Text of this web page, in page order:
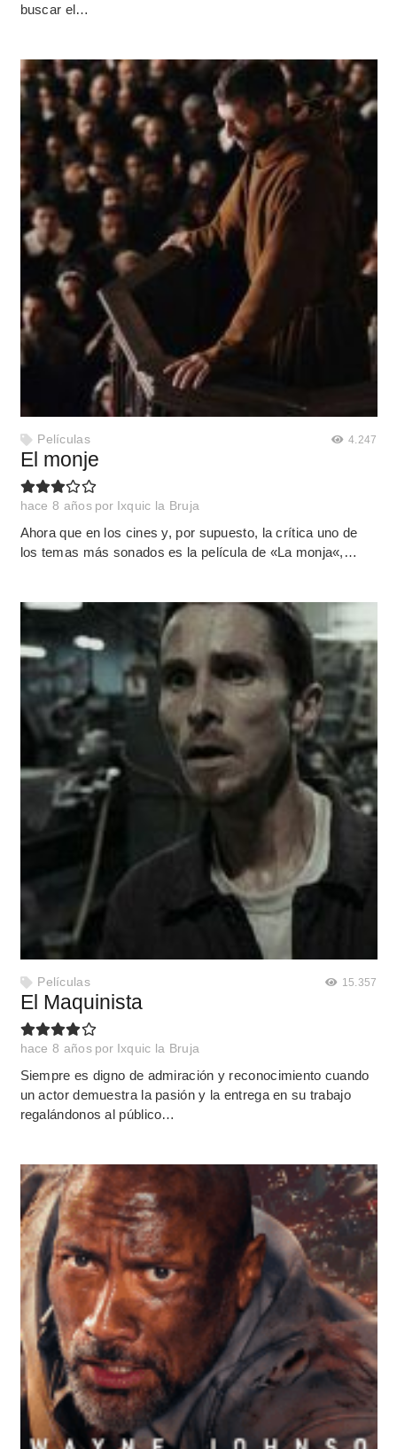
buscar el…
Películas 4.247
El monje
hace 8 años por Ixquic la Bruja
Ahora que en los cines y, por supuesto, la crítica uno de
los temas más sonados es la película de «La monja«,…
Películas 15.357
El Maquinista
hace 8 años por Ixquic la Bruja
Siempre es digno de admiración y reconocimiento cuando
un actor demuestra la pasión y la entrega en su trabajo
regalándonos al público…